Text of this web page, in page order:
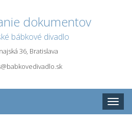
dokumentov
bábkové divadlo
36, Bratislava
Toggle